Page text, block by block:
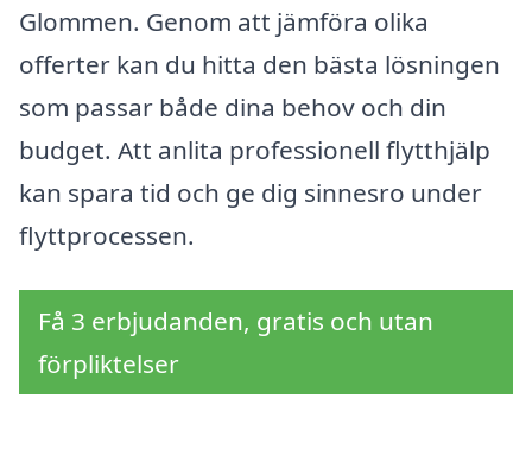
Glommen. Genom att jämföra olika
offerter kan du hitta den bästa lösningen
som passar både dina behov och din
budget. Att anlita professionell flytthjälp
kan spara tid och ge dig sinnesro under
flyttprocessen.
Få 3 erbjudanden, gratis och utan
förpliktelser